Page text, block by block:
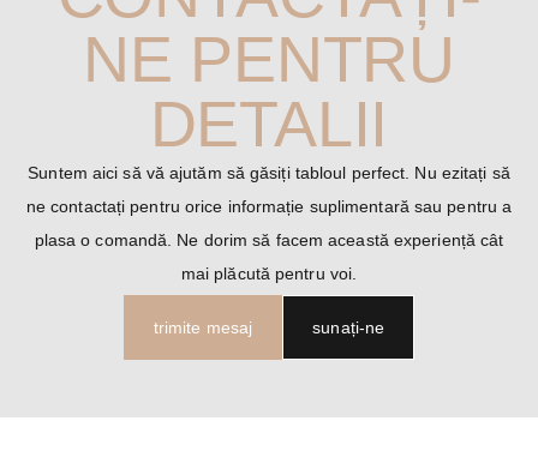
NE PENTRU
DETALII
Suntem aici să vă ajutăm să găsiți tabloul perfect. Nu ezitați să
ne contactați pentru orice informație suplimentară sau pentru a
plasa o comandă. Ne dorim să facem această experiență cât
mai plăcută pentru voi.
trimite mesaj sunați-ne